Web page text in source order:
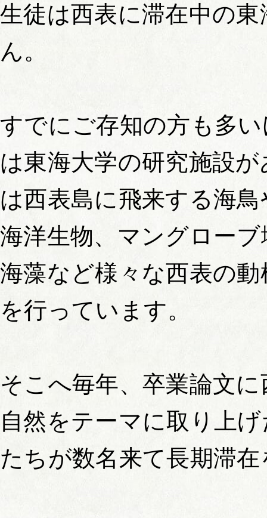
生徒は西表に滞在中の
ん。
すでにご存知の方も多
は東海大学の研究施設
は西表島に飛来する海
海洋生物、マングロー
海藻など様々な西表の
を行っています。
そこへ毎年、卒業論文
自然をテーマに取り上
たちが数名来て長期滞